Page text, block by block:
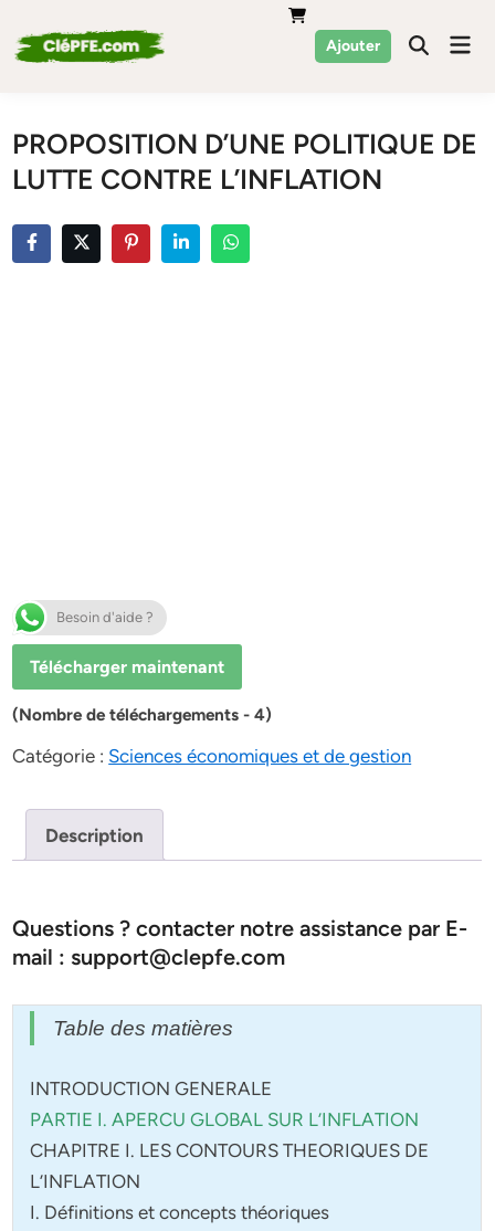
content
Ajouter
PROPOSITION D’UNE POLITIQUE DE
LUTTE CONTRE L’INFLATION
Besoin d'aide ?
Télécharger maintenant
(Nombre de téléchargements - 4)
Catégorie : Sciences économiques et de gestion
Description
Questions ? contacter notre assistance par E-
mail : support@clepfe.com
Table des matières
INTRODUCTION GENERALE
PARTIE I. APERCU GLOBAL SUR L’INFLATION
CHAPITRE I. LES CONTOURS THEORIQUES DE
L’INFLATION
I. Définitions et concepts théoriques